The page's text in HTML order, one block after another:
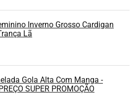
Inverno Grosso Cardigan
Lã
Gola Alta Com Manga -
SUPER PROMOÇÃO